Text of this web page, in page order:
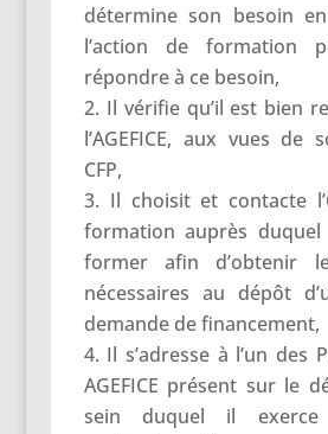
détermine son besoin
l’action de formation
répondre à ce besoin,
Il vérifie qu’il est bien
l’AGEFICE, aux vues de
CFP,
Il choisit et contacte
formation auprès
former afin d’obtenir
nécessaires au dépôt
demande de financement,
Il s’adresse à l’un des
AGEFICE présent sur le
sein duquel il